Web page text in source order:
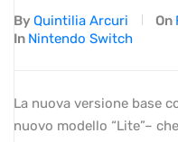
By Quintilia Arcuri On
In Nintendo Switch
La nuova versione base
nuovo modello “Lite”–